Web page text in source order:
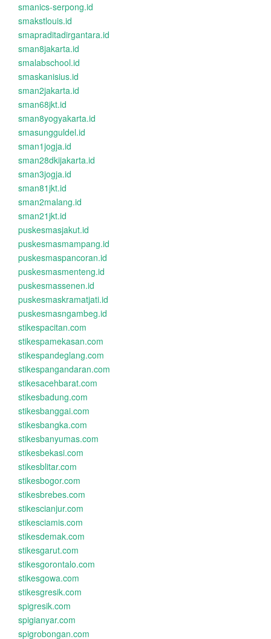
smanics-serpong.id
smakstlouis.id
smapraditadirgantara.id
sman8jakarta.id
smalabschool.id
smaskanisius.id
sman2jakarta.id
sman68jkt.id
sman8yogyakarta.id
smasungguldel.id
sman1jogja.id
sman28dkijakarta.id
sman3jogja.id
sman81jkt.id
sman2malang.id
sman21jkt.id
puskesmasjakut.id
puskesmasmampang.id
puskesmaspancoran.id
puskesmasmenteng.id
puskesmassenen.id
puskesmaskramatjati.id
puskesmasngambeg.id
stikespacitan.com
stikespamekasan.com
stikespandeglang.com
stikespangandaran.com
stikesacehbarat.com
stikesbadung.com
stikesbanggai.com
stikesbangka.com
stikesbanyumas.com
stikesbekasi.com
stikesblitar.com
stikesbogor.com
stikesbrebes.com
stikescianjur.com
stikesciamis.com
stikesdemak.com
stikesgarut.com
stikesgorontalo.com
stikesgowa.com
stikesgresik.com
spigresik.com
spigianyar.com
spigrobongan.com